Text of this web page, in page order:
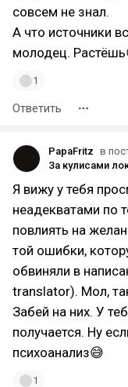
совсем не знал.
А что источники
молодец.
1
Ответить
PapaFritz в
За кулисами
Я вижу у тебя
неадекватами по
повлиять на
той ошибки,
обвиняли в
translator). Мол,
Забей на них. У
получается. Ну
психоанализ😅
1